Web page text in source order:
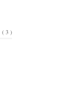
( 3 )